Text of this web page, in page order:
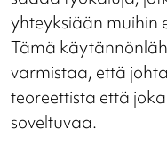
yhteyksiään muihin
Tämä
varmistaa, että
teoreettista että
soveltuvaa.